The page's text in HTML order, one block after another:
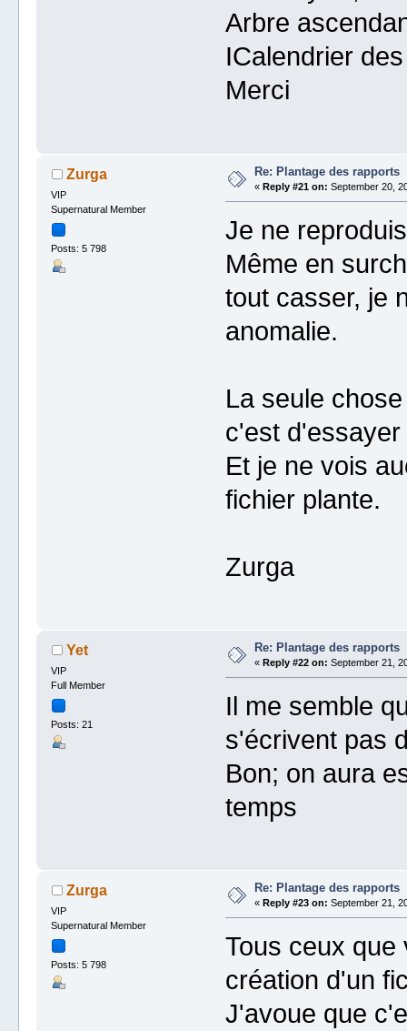
Arbre
ICalendrier
Merci
Zurga
VIP
Supernatural Member
Posts: 5 798
Re: Plantage des rapports
«Reply #21 on: September 20,
Je ne
Même en
tout casser, je
anomalie.
La seule
c'est
Et je ne vois
fichier plante.
Zurga
Yet
VIP
Full Member
Posts: 21
Re: Plantage des rapports
«Reply #22 on: September 21,
Il me semble
s'écrivent pas
Bon; on aura
temps
Zurga
VIP
Supernatural Member
Posts: 5 798
Re: Plantage des rapports
«Reply #23 on: September 21,
Tous ceux que
création d'un
J'avoue que